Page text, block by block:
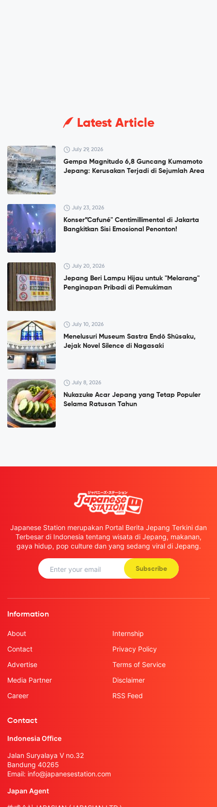
Latest Article
July 29, 2026
Gempa Magnitudo 6,8 Guncang Kumamoto
Jepang: Kerusakan Terjadi di Sejumlah Area
July 23, 2026
Konser”Cafuné" Centimillimental di Jakarta
Bangkitkan Sisi Emosional Penonton!
July 20, 2026
Jepang Beri Lampu Hijau untuk "Melarang"
Penginapan Pribadi di Pemukiman
July 10, 2026
Menelusuri Museum Sastra Endō Shūsaku,
Jejak Novel Silence di Nagasaki
July 8, 2026
Nukazuke Acar Jepang yang Tetap Populer
Selama Ratusan Tahun
Japanese Station merupakan Portal Berita Jepang Terkini dan
Terbesar di Indonesia tentang wisata di Jepang, makanan,
gaya hidup, pop culture dan yang sedang viral di Jepang.
Subscribe
Information
About
Contact
Advertise
Media Partner
Career
Internship
Privacy Policy
Terms of Service
Disclaimer
RSS Feed
Contact
Indonesia Office
Jalan Suryalaya V no.32
Bandung 40265
Email: info@japanesestation.com
Japan Agent